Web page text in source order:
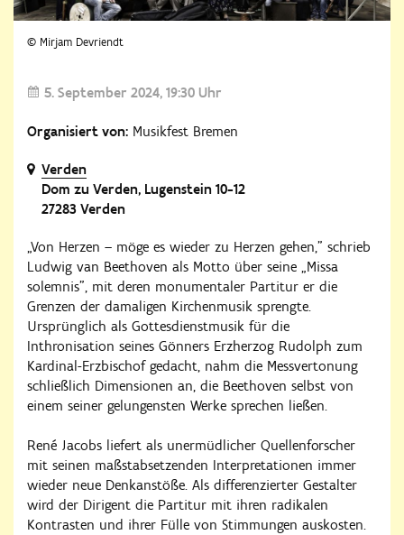
© Mirjam Devriendt
5. September 2024 19:30 Uhr
Organisiert von: Musikfest Bremen
Verden
Dom zu Verden, Lugenstein 10-12
27283 Verden
„Von Herzen – möge es wieder zu Herzen gehen," schrieb
Ludwig van Beethoven als Motto über seine „Missa
solemnis", mit deren monumentaler Partitur er die
Grenzen der damaligen Kirchenmusik sprengte.
Ursprünglich als Gottesdienstmusik für die
Inthronisation seines Gönners Erzherzog Rudolph zum
Kardinal-Erzbischof gedacht, nahm die Messvertonung
schließlich Dimensionen an, die Beethoven selbst von
einem seiner gelungensten Werke sprechen ließen.
René Jacobs liefert als unermüdlicher Quellenforscher
mit seinen maßstabsetzenden Interpretationen immer
wieder neue Denkanstöße. Als differenzierter Gestalter
wird der Dirigent die Partitur mit ihren radikalen
Kontrasten und ihrer Fülle von Stimmungen auskosten.